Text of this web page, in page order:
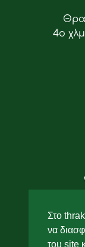
Στο
να
του site
4ο